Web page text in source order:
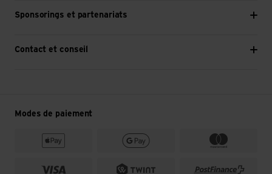
Sponsorings et partenariats
Contact et conseil
Modes de paiement